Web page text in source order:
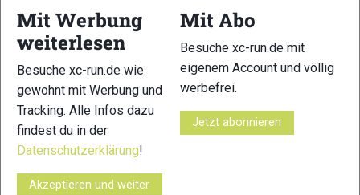
27 28
Mit Werbung
weiterlesen
Besuche xc-run.de wie
gewohnt mit Werbung und
Tracking. Alle Infos dazu
findest du in der
Datenschutzerklärung!
Akzeptieren und weiter
Mit Abo
Besuche xc-run.de mit
eigenem Account und völlig
werbefrei.
Jetzt abonnieren